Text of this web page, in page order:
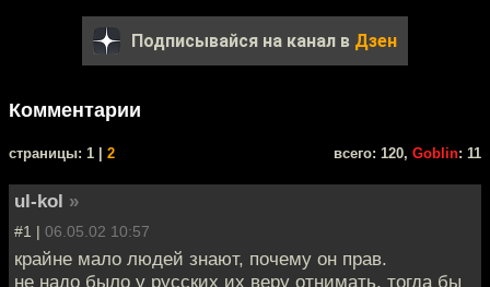
Подписывайся на канал в Дзен
Комментарии
cтраницы: 1 | 2 всего: 120, Goblin: 11
ul-kol »
#1 | 06.05.02 10:57
крайне мало людей знают, почему он прав.
не надо было у русских их веру отнимать, тогда бы